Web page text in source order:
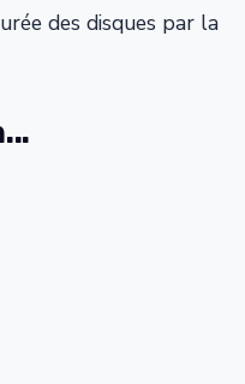
des disques par la